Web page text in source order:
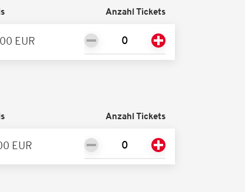
Anzahl Tickets
EUR
Anzahl Tickets
EUR